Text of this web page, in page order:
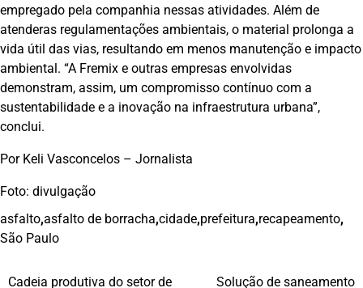
empregado pela companhia nessas atividades. Além de
atenderas regulamentações ambientais, o material prolonga a
vida útil das vias, resultando em menos manutenção e impacto
ambiental. “A Fremix e outras empresas envolvidas
demonstram, assim, um compromisso contínuo com a
sustentabilidade e a inovação na infraestrutura urbana”,
conclui.
Por Keli Vasconcelos – Jornalista
Foto: divulgação
asfalto,asfalto de borracha,cidade,prefeitura,recapeamento,
São Paulo
Cadeia produtiva do setor de
Solução de saneamento